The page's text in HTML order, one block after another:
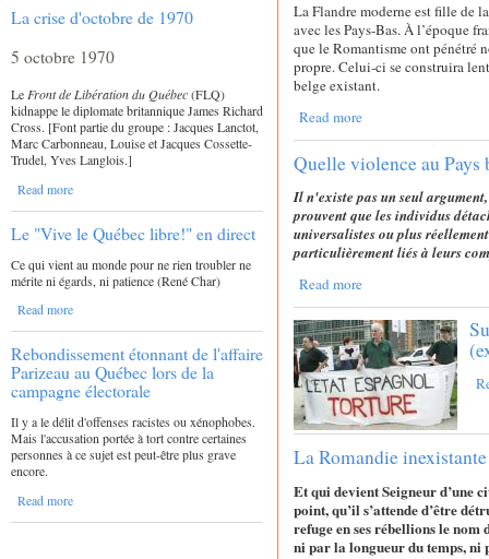
La crise d'octobre de 1970
5 octobre 1970
Le Front de Libération du Québec(FLQ)
kidnappe le diplomate britannique James Richard
Cross. [Font partie du groupe : Jacques Lanctot,
Marc Carbonneau, Louise et Jacques Cossette-
Trudel, Yves Langlois.]
Read more
Le "Vive le Québec libre!" en direct
Ce qui vient au monde pour ne rien troubler ne
mérite ni égards, ni patience (René Char)
Read more
Rebondissement étonnant de l'affaire
Parizeau au Québec lors de la
campagne électorale
Il y a le délit d'offenses racistes ou xénophobes.
Mais l'accusation portée à tort contre certaines
personnes à ce sujet est peut-être plus grave
encore.
Read more
La Flandre moderne est fille de
avec les Pays-Bas. À l’époque
que le Romantisme ont pénétré
propre. Celui-ci se construira
belge existant.
Read more
Quelle violence au Pays
Il n'existe pas un seul
prouvent que les individus
universalistes ou plus
particulièrement liés à leurs
Read more
La Romandie inexistante
Et qui devient Seigneur d’une
point, qu’il s’attende d’être
refuge en ses rébellions le nom
ni par la longueur du temps, ni